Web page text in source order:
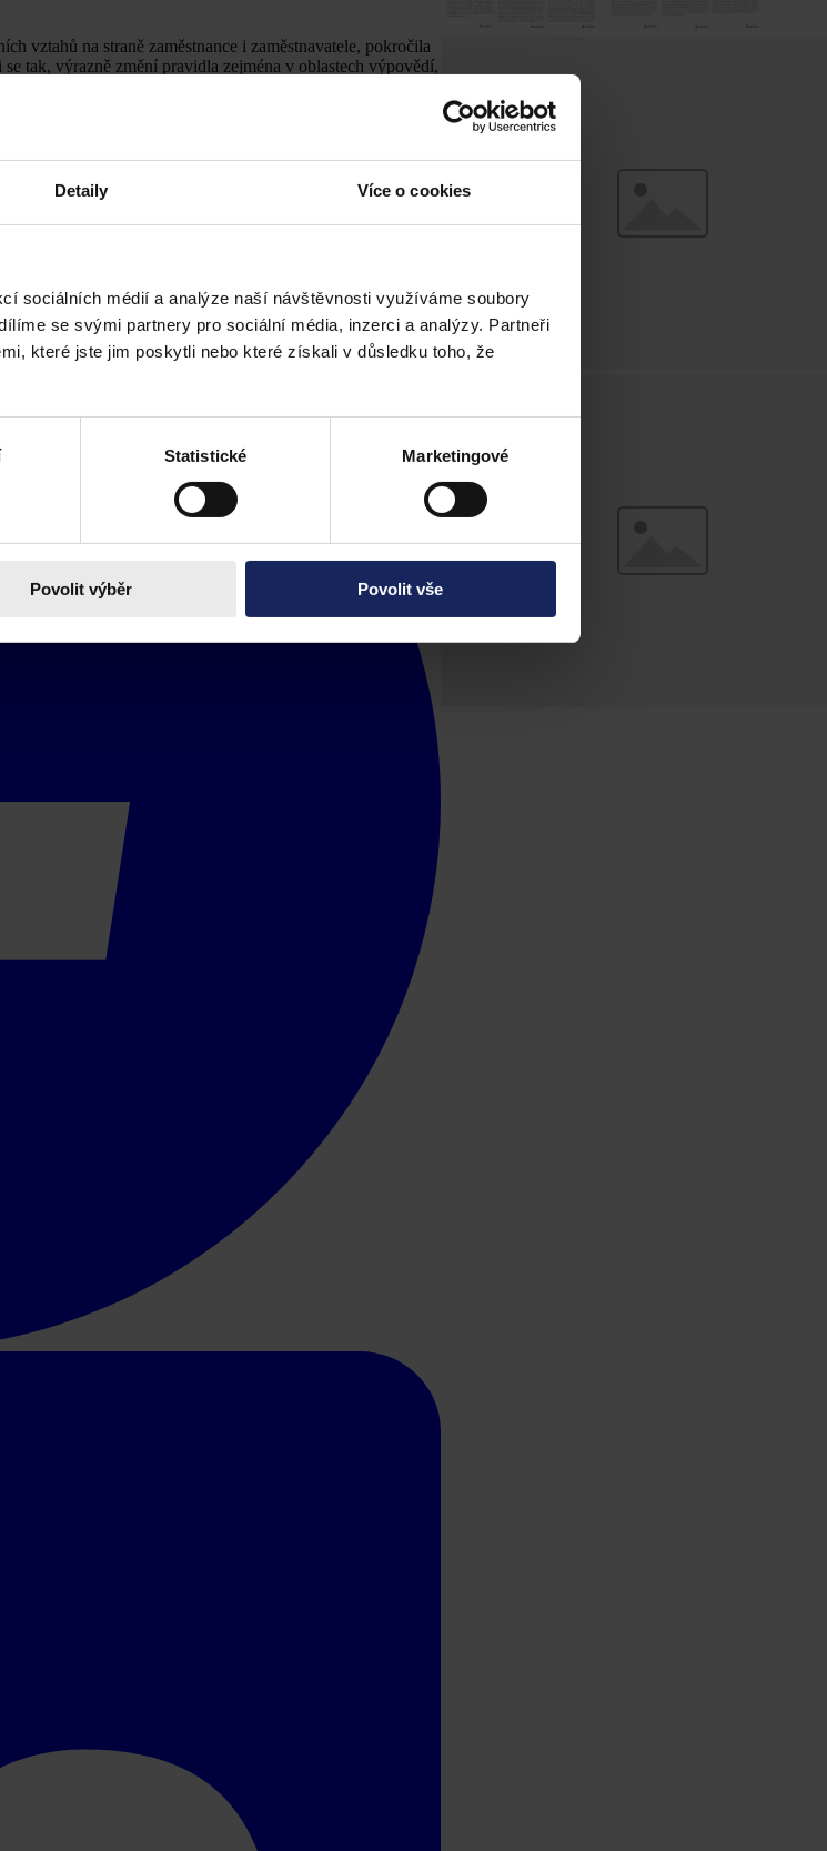
Detaily Více o cookies
sociálních médií a analýze naší návštěvnosti využíváme soubory
se svými partnery pro sociální média, inzerci a analýzy. Partneři
které jste jim poskytli nebo které získali v důsledku toho, že
Statistické Marketingové
Povolit výběr Povolit vše
vztahů na straně zaměstnance i zaměstnavatele, pokročila
tak, výrazně změní pravidla zejména v oblastech výpovědí,
a platových výměrů, nebo výpočtu průměrného